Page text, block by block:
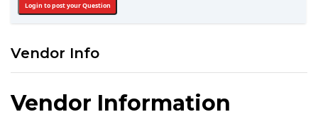
Login to post your Question
Vendor Info
Vendor Information